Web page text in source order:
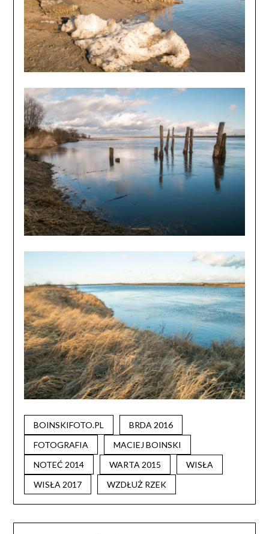
BOINSKIFOTO.PL
BRDA 2016
FOTOGRAFIA
MACIEJ BOINSKI
NOTEĆ 2014
WARTA 2015
WISŁA
WISŁA 2017
WZDŁUŻ RZEK